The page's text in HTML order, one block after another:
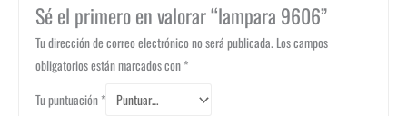
Sé el primero en valorar “lampara 9606”
Tu dirección de correo electrónico no será publicada. Los campos
obligatorios están marcados con*
Tu puntuación*